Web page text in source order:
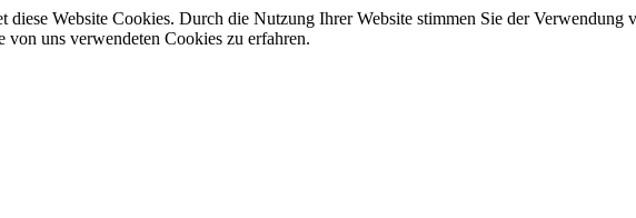
diese Website Cookies. Durch die Nutzung Ihrer Website stimmen Sie der
uns verwendeten Cookies zu erfahren.